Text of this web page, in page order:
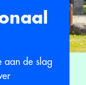
aan de slag